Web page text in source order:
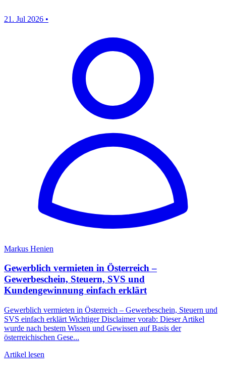
21. Jul 2026 •
Markus Henien
Gewerblich vermieten in Österreich –
Gewerbeschein, Steuern, SVS und
Kundengewinnung einfach erklärt
Gewerblich vermieten in Österreich – Gewerbeschein, Steuern und
SVS einfach erklärt Wichtiger Disclaimer vorab: Dieser Artikel
wurde nach bestem Wissen und Gewissen auf Basis der
österreichischen Gese...
Artikel lesen